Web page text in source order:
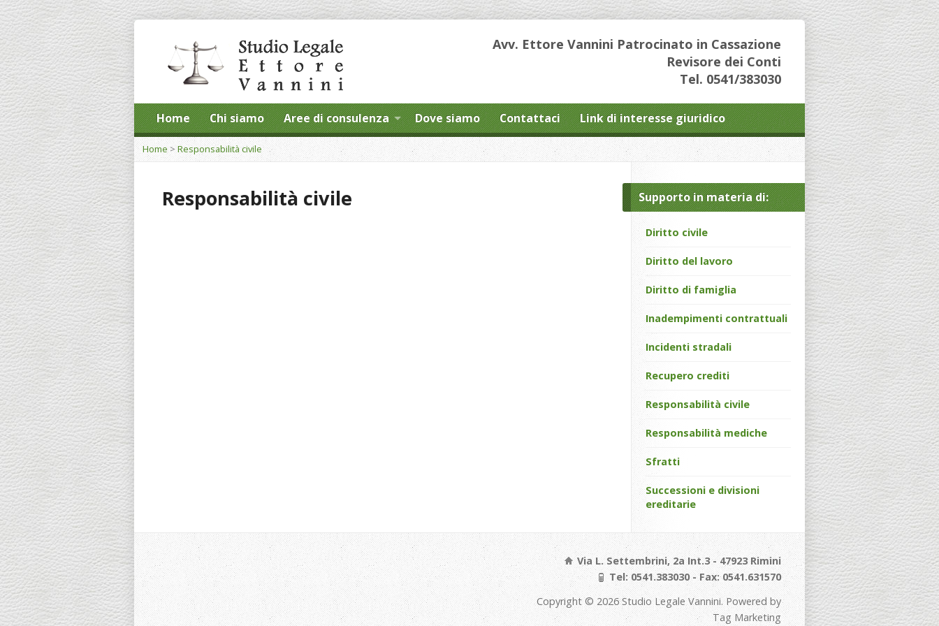
Avv. Ettore Vannini Patrocinato in Cassazione
Revisore dei Conti
Tel. 0541/383030
Home Chi siamo Aree di consulenza Dove siamo Contattaci Link di interesse giuridico
Home > Responsabilità civile
Responsabilità civile Supporto in materia di:
Diritto civile
Diritto del lavoro
Diritto di famiglia
Inadempimenti contrattuali
Incidenti stradali
Recupero crediti
Responsabilità civile
Responsabilità mediche
Sfratti
Successioni e divisioni
ereditarie
Via L. Settembrini, 2a Int.3 - 47923 Rimini
Tel: 0541.383030 - Fax: 0541.631570
Copyright © 2026 Studio Legale Vannini. Powered by
Tag Marketing